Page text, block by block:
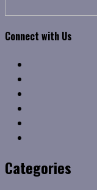
Connect with Us
Categories